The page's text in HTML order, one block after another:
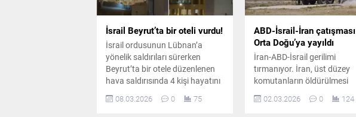
İsrail Beyrut’ta bir oteli vurdu!
İsrail ordusunun Lübnan’a
yönelik saldırıları sürerken
Beyrut’ta bir otele düzenlenen
hava saldırısında 4 kişi hayatını
Otelde İran Kudüs Gücü
08.03.2026 0 75
ABD-İsrail-İran çatışması
Orta Doğu’ya yayıldı
İran-ABD-İsrail gerilimi
tırmanıyor. İran, üst düzey
komutanların öldürülmesi
İsrail ve Körfez ülkeleri de
02.03.2026 0 124